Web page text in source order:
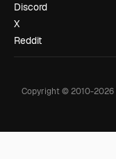
Discord
X
Reddit
Copyright © 2010-2026